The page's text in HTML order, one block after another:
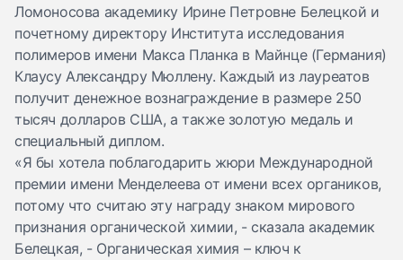
Ломоносова академику Ирине Петровне Белецкой и
почетному директору Института исследования
полимеров имени Макса Планка в Майнце (Германия)
Клаусу Александру Мюллену. Каждый из лауреатов
получит денежное вознаграждение в размере 250
тысяч долларов США, а также золотую медаль и
специальный диплом.
«Я бы хотела поблагодарить жюри Международной
премии имени Менделеева от имени всех органиков,
потому что считаю эту награду знаком мирового
признания органической химии, - сказала академик
Белецкая, - Органическая химия – ключ к